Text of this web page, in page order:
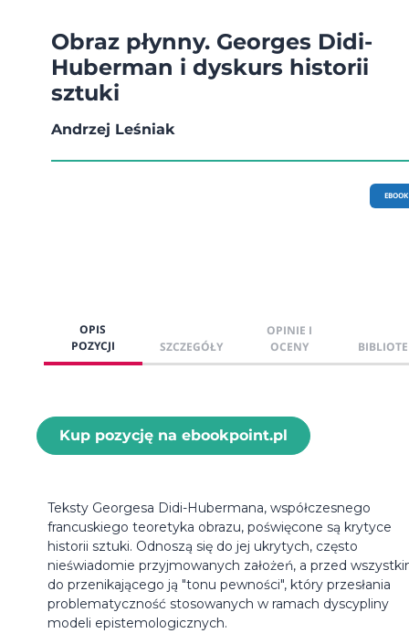
Obraz płynny. Georges Didi-
Huberman i dyskurs historii
sztuki
Andrzej Leśniak
EBOOK
OPIS
POZYCJI
SZCZEGÓŁY
OPINIE I
OCENY
Kup pozycję na ebookpoint.pl
Teksty Georgesa Didi-Hubermana, współczesnego
francuskiego teoretyka obrazu, poświęcone są krytyce
historii sztuki. Odnoszą się do jej ukrytych, często
nieświadomie przyjmowanych założeń, a przed
do przenikającego ją "tonu pewności", który przesłania
problematyczność stosowanych w ramach dyscypliny
modeli epistemologicznych.